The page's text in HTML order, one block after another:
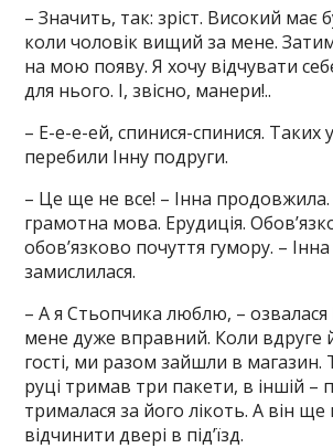
– Значить, так: зріст. Високий має
коли чоловік вищий за мене.
на мою появу. Я хочу відчувати
для нього. І, звісно, манери!..
– Е-е-е-ей, спинися-спинися. Таких
перебили Інну подруги.
– Це ще не все! – Інна
грамотна мова. Ерудиція.
обов’язково почуття гумору. –
замислилася.
– А я Стьопчика люблю, – озвалася
мене дуже вправний. Коли
гості, ми разом зайшли в магазин.
руці тримав три пакети, в іншій –
трималася за його лікоть. А він
відчинити двері в під’їзд.